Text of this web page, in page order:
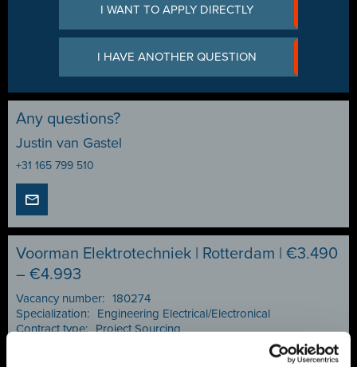
I WANT TO APPLY DIRECTLY
I HAVE ANOTHER QUESTION
Any questions?
Justin van Gastel
+31 165 799 510
Voorman Elektrotechniek | Rotterdam | €3.490
– €4.993
Vacancy number: 180274
Specialization:
Engineering Electrical/Electronical
Contract type: Project Sourcing